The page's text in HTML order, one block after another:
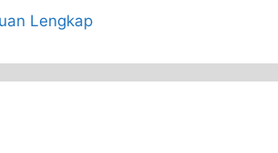
Lengkap